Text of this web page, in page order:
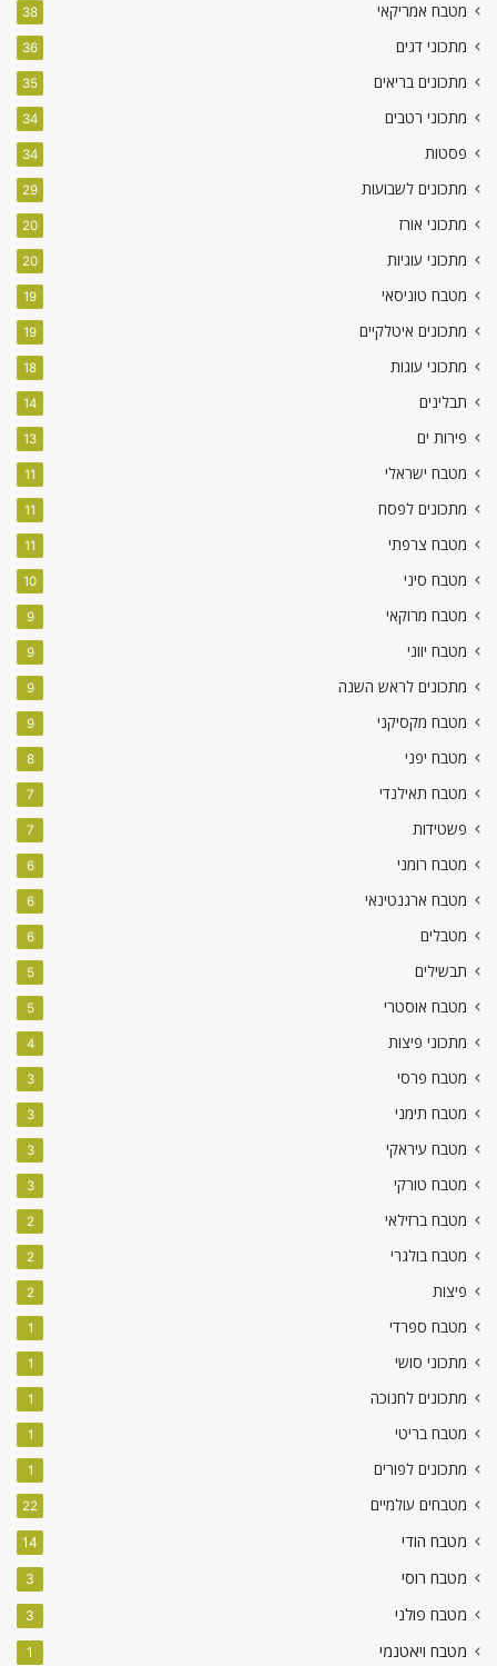
מטבח אמריקאי 38
מתכוני דגים 36
מתכונים בריאים 35
מתכוני רטבים 34
פסטות 34
מתכונים לשבועות 29
מתכוני אורז 20
מתכוני עוגיות 20
מטבח טוניסאי 19
מתכונים איטלקיים 19
מתכוני עוגות 18
תבלינים 14
פירות ים 13
מטבח ישראלי 11
מתכונים לפסח 11
מטבח צרפתי 11
מטבח סיני 10
מטבח מרוקאי 9
מטבח יווני 9
מתכונים לראש השנה 9
מטבח מקסיקני 9
מטבח יפני 8
מטבח תאילנדי 7
פשטידות 7
מטבח רומני 6
מטבח ארגנטינאי 6
מטבלים 6
תבשילים 5
מטבח אוסטרי 5
מתכוני פיצות 4
מטבח פרסי 3
מטבח תימני 3
מטבח עיראקי 3
מטבח טורקי 3
מטבח ברזילאי 2
מטבח בולגרי 2
פיצות 2
מטבח ספרדי 1
מתכוני סושי 1
מתכונים לחנוכה 1
מטבח בריטי 1
מתכונים לפורים 1
מטבחים עולמיים 22
מטבח הודי 14
מטבח רוסי 3
מטבח פולני 3
מטבח ויאטנמי 1